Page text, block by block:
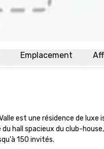
Emplacement
est une résidence de
hall spacieux du club-
150 invités.